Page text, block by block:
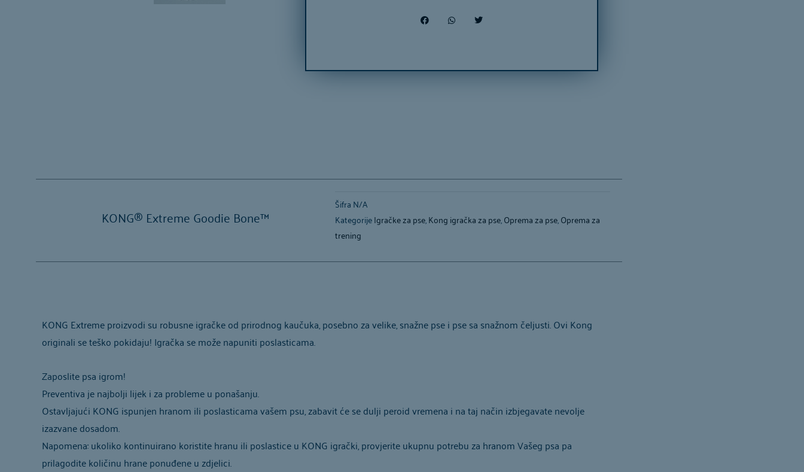
KONG® Extreme Goodie Bone™
Šifra N/A
KategorijeIgračke za pse,Kong igračka za pse,Oprema za pse,Oprema za
trening
KONG Extreme proizvodi su robusne igračke od prirodnog kaučuka, posebno za velike, snažne pse i pse sa snažnom čeljusti. Ovi Kong
originali se teško pokidaju! Igračka se može napuniti poslasticama.
Zaposlite psa igrom!
Preventiva je najbolji lijek i za probleme u ponašanju.
Ostavljajući KONG ispunjen hranom ili poslasticama vašem psu, zabavit će se dulji peroid vremena i na taj način izbjegavate nevolje
izazvane dosadom.
Napomena: ukoliko kontinuirano koristite hranu ili poslastice u KONG igrački, provjerite ukupnu potrebu za hranom Vašeg psa pa
prilagodite količinu hrane ponuđene u zdjelici.